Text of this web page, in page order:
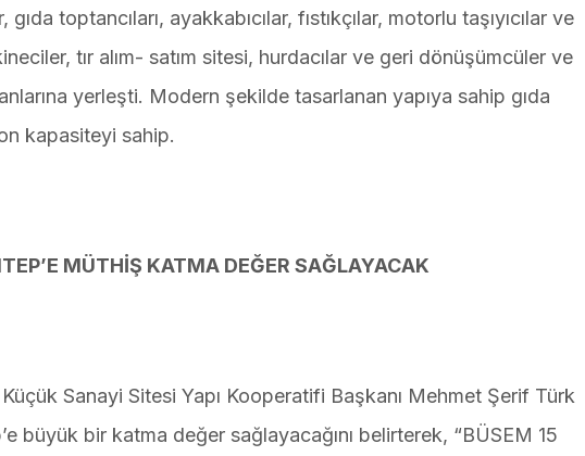
toptancıları, ayakkabıcılar, fıstıkçılar, motorlu taşıyıcılar ve
tır alım- satım sitesi, hurdacılar ve geri dönüşümcüler ve
yerleşti. Modern şekilde tasarlanan yapıya sahip gıda
kapasiteyi sahip.
MÜTHİŞ KATMA DEĞER SAĞLAYACAK
Küçük Sanayi Sitesi Yapı Kooperatifi Başkanı Mehmet Şerif Türk
büyük bir katma değer sağlayacağını belirterek, “BÜSEM 15